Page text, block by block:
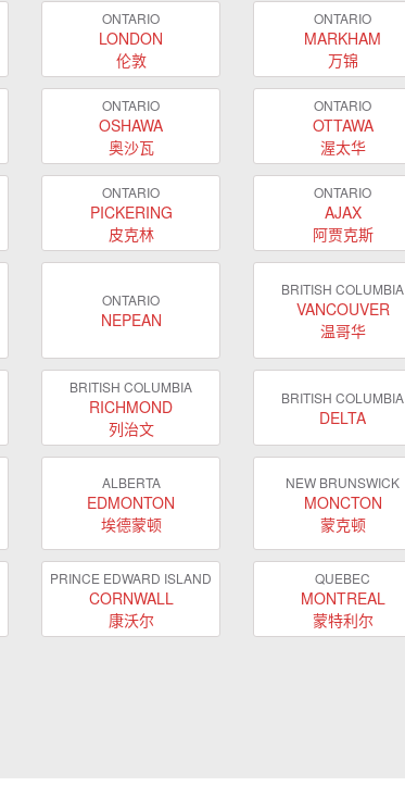
ONTARIO
LONDON
伦敦
ONTARIO
MARKHAM
万锦
ONTARIO
OSHAWA
奥沙瓦
ONTARIO
OTTAWA
渥太华
ONTARIO
PICKERING
皮克林
ONTARIO
AJAX
阿贾克斯
ONTARIO
NEPEAN
BRITISH COLUMBIA
VANCOUVER
温哥华
BRITISH COLUMBIA
RICHMOND
列治文
BRITISH COLUMBIA
DELTA
ALBERTA
EDMONTON
埃德蒙顿
NEW BRUNSWICK
MONCTON
蒙克顿
PRINCE EDWARD ISLAND
CORNWALL
康沃尔
QUEBEC
MONTREAL
蒙特利尔